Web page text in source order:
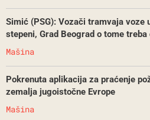
Simić (PSG): Vozači tramvaja voze
stepeni, Grad Beograd o tome treba
Mašina
Pokrenuta aplikacija za praćenje
zemalja jugoistočne Evrope
Mašina